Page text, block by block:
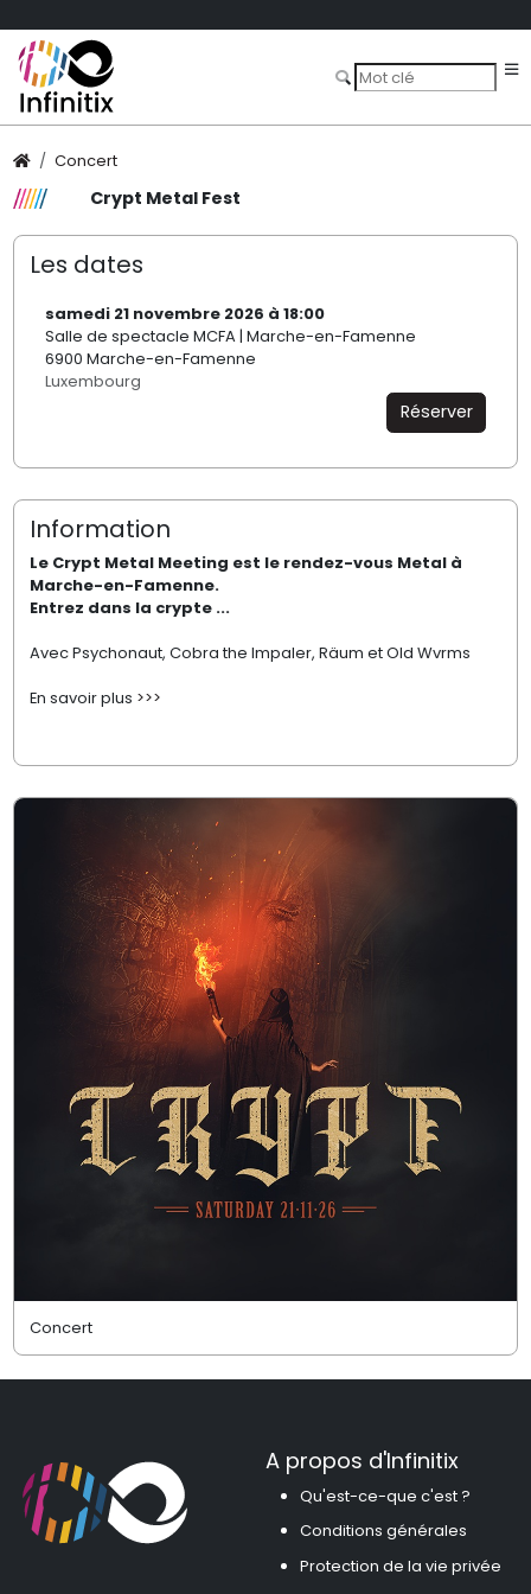
Concert
Crypt Metal Fest
Les dates
samedi 21 novembre 2026 à 18:00
Salle de spectacle MCFA | Marche-en-Famenne
6900 Marche-en-Famenne
Luxembourg
Réserver
Information
Le Crypt Metal Meeting est le rendez-vous Metal à
Marche-en-Famenne.
Entrez dans la crypte ...
Avec Psychonaut, Cobra the Impaler, Räum et Old Wvrms
En savoir plus >>>
Concert
A propos d'Infinitix
Qu'est-ce-que c'est ?
Conditions générales
Protection de la vie privée